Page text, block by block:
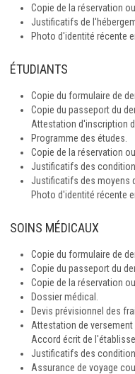
Copie de la réservation
Justificatifs de
Photo d'identité récente
ÉTUDIANTS
Copie du formulaire de
Copie du passeport du
Attestation d'inscription
Programme des études.
Copie de la réservation
Justificatifs des
Justificatifs des moyens
Photo d'identité récente
SOINS MÉDICAUX
Copie du formulaire de
Copie du passeport du
Copie de la réservation
Dossier médical.
Devis prévisionnel des
Attestation de versement
Accord écrit de
Justificatifs des
Assurance de voyage